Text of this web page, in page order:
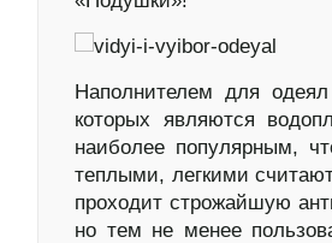
Наполнителем для
которых являются
наиболее популярным,
теплыми, легкими
проходит строжайшую
но тем не менее